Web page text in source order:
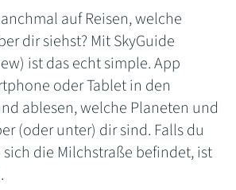
auf Reisen, welche
dir siehst? Mit SkyGuide
ist das echt simple. App
oder Tablet in den
ablesen, welche Planeten und
(oder unter) dir sind. Falls du
die Milchstraße befindet, ist